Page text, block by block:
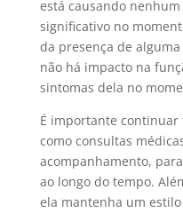
está causando
significativo no
da presença de
não há impacto na
sintomas dela no
É importante continuar
como consultas
acompanhamento,
ao longo do tempo.
ela mantenha um